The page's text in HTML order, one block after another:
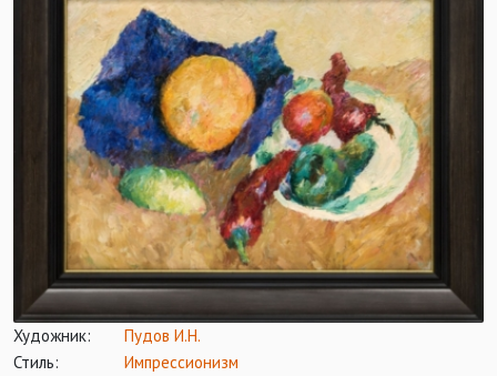
Художник:
Пудов И.Н.
Стиль:
Импрессионизм